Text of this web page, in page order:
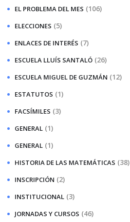
EL PROBLEMA DEL MES (106)
ELECCIONES (5)
ENLACES DE INTERÉS (7)
ESCUELA LLUÍS SANTALÓ (26)
ESCUELA MIGUEL DE GUZMÁN (12)
ESTATUTOS (1)
FACSÍMILES (3)
GENERAL (1)
GENERAL (1)
HISTORIA DE LAS MATEMÁTICAS (38)
INSCRIPCIÓN (2)
INSTITUCIONAL (3)
JORNADAS Y CURSOS (46)